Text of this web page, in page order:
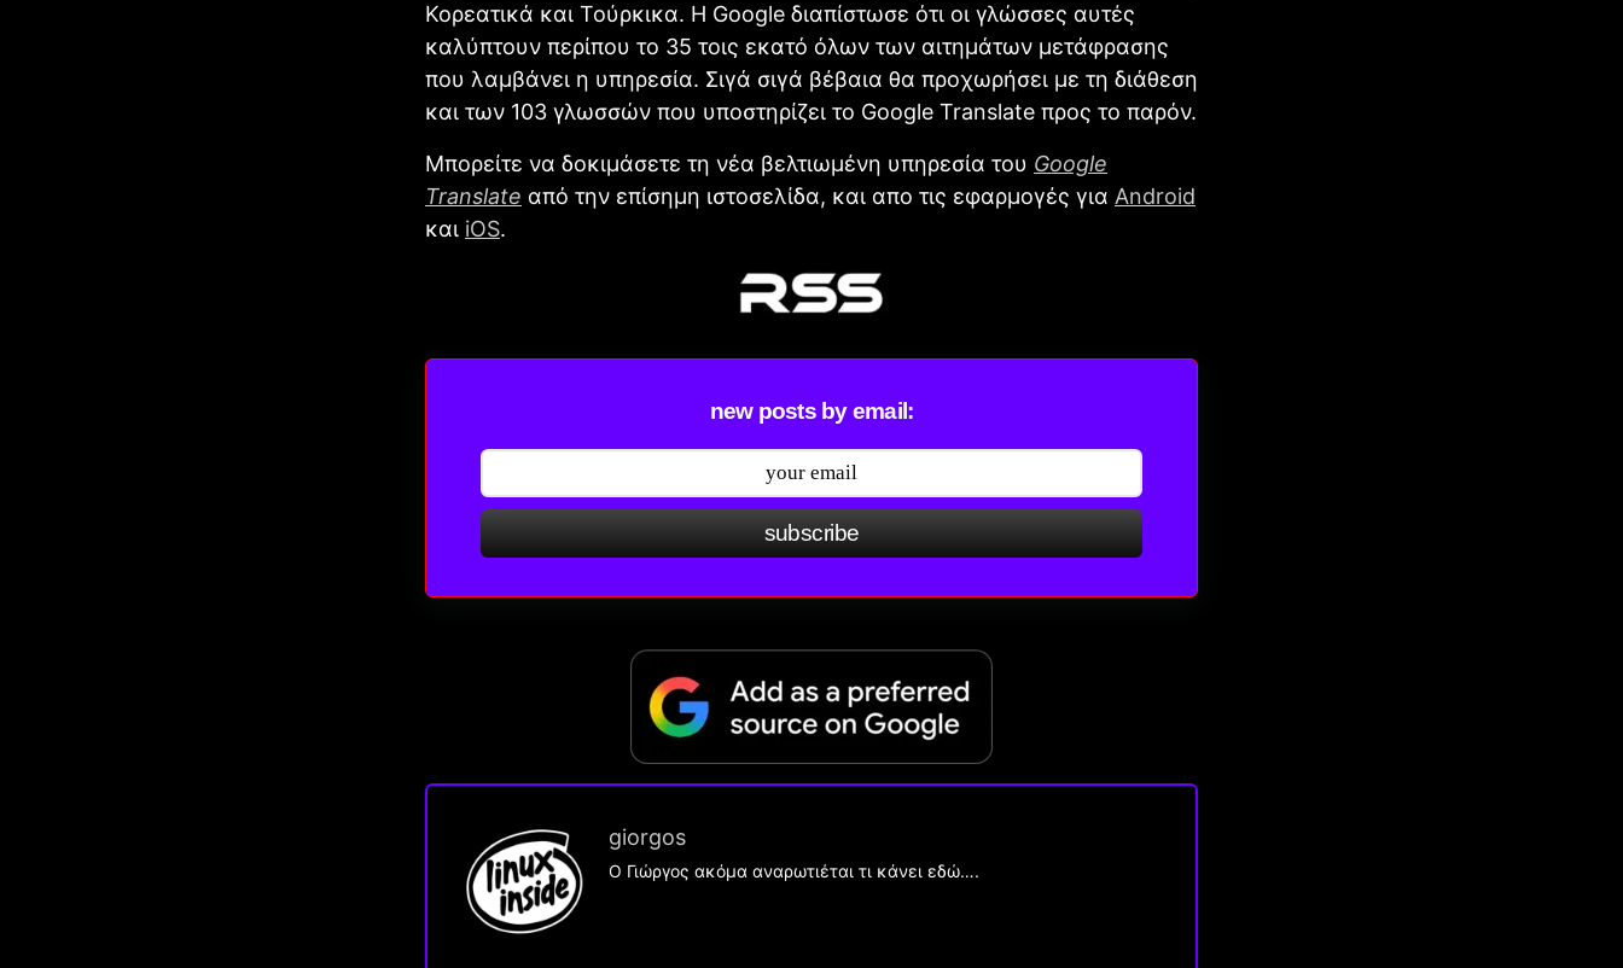
Κορεατικά και Τούρκικα. Η Google διαπίστωσε ότι οι γλώσσες αυτές
καλύπτουν περίπου το 35 τοις εκατό όλων των αιτημάτων μετάφρασης
που λαμβάνει η υπηρεσία. Σιγά σιγά βέβαια θα προχωρήσει με τη διάθεση
και των 103 γλωσσών που υποστηρίζει το Google Translate προς το παρόν.
Μπορείτε να δοκιμάσετε τη νέα βελτιωμένη υπηρεσία του Google
Translate από την επίσημη ιστοσελίδα, και απο τις εφαρμογές για Android
και iOS.
new posts by email:
subscribe
giorgos
Ο Γιώργος ακόμα αναρωτιέται τι κάνει εδώ….